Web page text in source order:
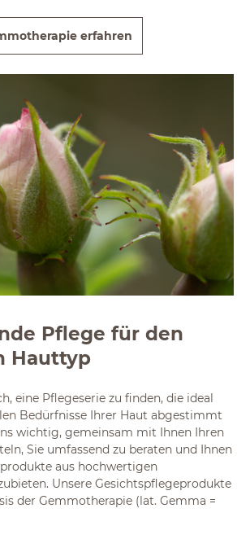
erfahren
Pflege für den
Hauttyp
eine Pflegeserie zu finden, die ideal
Bedürfnisse Ihrer Haut abgestimmt
wichtig, gemeinsam mit Ihnen Ihren
Sie umfassend zu beraten und Ihnen
aus hochwertigen
Unsere Gesichtspflegeprodukte
der Gemmotherapie (lat. Gemma =